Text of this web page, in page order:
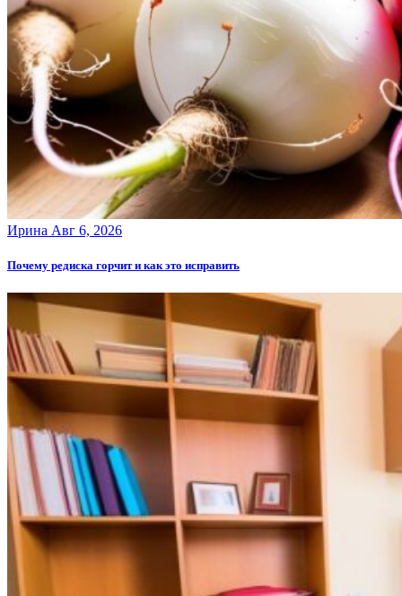
Ирина Авг 6, 2026
Почему редиска горчит и как это исправить